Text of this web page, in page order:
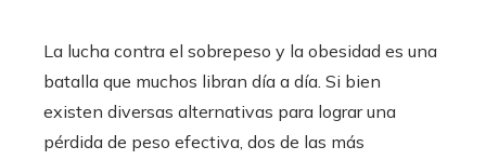
La lucha contra el sobrepeso y la obesidad es una
batalla que muchos libran día a día. Si bien
existen diversas alternativas para lograr una
pérdida de peso efectiva, dos de las más